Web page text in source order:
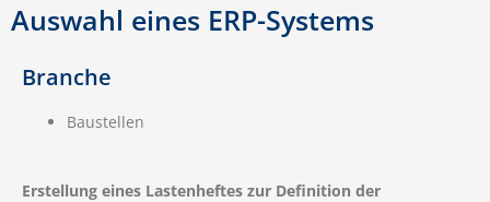
Auswahl eines ERP-Systems
Branche
Baustellen
Erstellung eines Lastenheftes zur Definition der